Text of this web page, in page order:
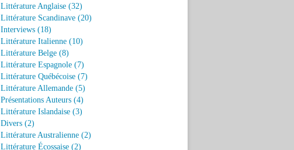
Littérature Anglaise (32)
Littérature Scandinave (20)
Interviews (18)
Littérature Italienne (10)
Littérature Belge (8)
Littérature Espagnole (7)
Littérature Québécoise (7)
Littérature Allemande (5)
Présentations Auteurs (4)
Littérature Islandaise (3)
Divers (2)
Littérature Australienne (2)
Littérature Écossaise (2)